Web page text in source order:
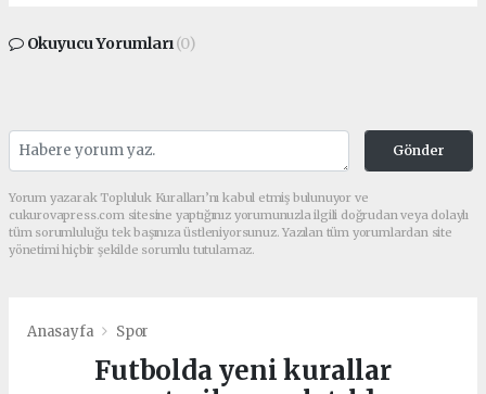
Okuyucu Yorumları(0)
Gönder
Yorum yazarak Topluluk Kuralları’nı kabul etmiş bulunuyor ve
cukurovapress.com sitesine yaptığınız yorumunuzla ilgili doğrudan veya dolaylı
tüm sorumluluğu tek başınıza üstleniyorsunuz. Yazılan tüm yorumlardan site
yönetimi hiçbir şekilde sorumlu tutulamaz.
Anasayfa Spor
Futbolda yeni kurallar